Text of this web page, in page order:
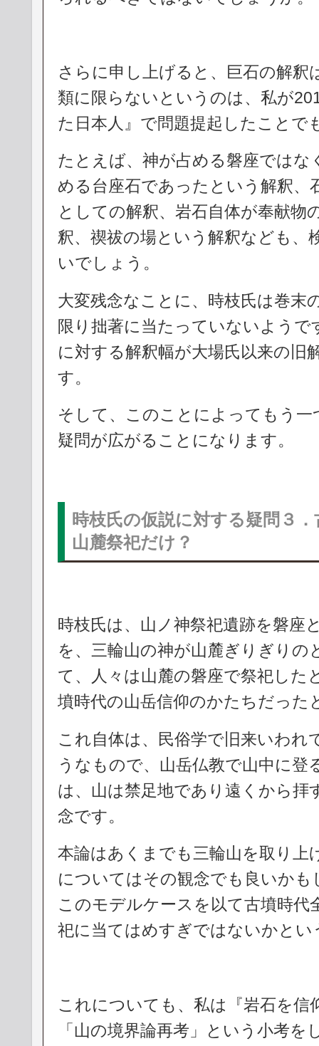
さらに申し上げると、巨石の解釈
類に限らないというのは、私が
た日本人』で問題提起したことで
たとえば、神が占める磐座ではな
める台座石であったという解釈、
としての解釈、岩石自体が奉献物
釈、禊祓の場という解釈なども、
いでしょう。
大変残念なことに、時枝氏は巻末
限り拙著に当たっていないようで
に対する解釈幅が大場氏以来の旧
す。
そして、このことによってもう一
疑問が広がることになります。
時枝氏の仮説に対する疑問３．
山麓祭祀だけ？
時枝氏は、山ノ神祭祀遺跡を磐座
を、三輪山の神が山麓ぎりぎりの
て、人々は山麓の磐座で祭祀した
墳時代の山岳信仰のかたちだった
これ自体は、民俗学で旧来いわれ
うなもので、山岳仏教で山中に登
は、山は禁足地であり遠くから拝
念です。
本論はあくまでも三輪山を取り上
についてはその観念でも良いか
このモデルケースを以て古墳時代
祀に当てはめすぎではないかとい
これについても、私は『岩石を信
「山の境界論再考」という小考